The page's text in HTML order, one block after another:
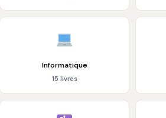
Informatique
15 livres